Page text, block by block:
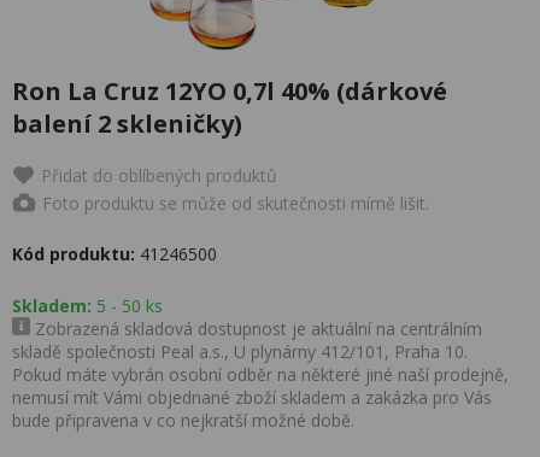
Ron La Cruz 12YO 0,7l 40% (dárkové
balení 2 skleničky)
Přidat do oblíbených produktů
Foto produktu se může od skutečnosti mírně lišit.
Kód produktu: 41246500
Skladem: 5 - 50 ks
Zobrazená skladová dostupnost je aktuální na centrálním
skladě společnosti Peal a.s., U plynárny 412/101, Praha 10.
Pokud máte vybrán osobní odběr na některé jiné naší prodejně,
nemusí mít Vámi objednané zboží skladem a zakázka pro Vás
bude připravena v co nejkratší možné době.